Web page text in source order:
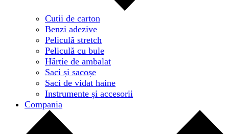
Cutii de carton
Benzi adezive
Peliculă stretch
Peliculă cu bule
Hârtie de ambalat
Saci și sacoșe
Saci de vidat haine
Instrumente și accesorii
Compania